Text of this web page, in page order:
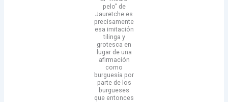
pelo” de
Jauretche es
precisamente
esa imitación
tilinga y
grotesca en
lugar de una
afirmación
como
burguesía por
parte de los
burgueses
que entonces